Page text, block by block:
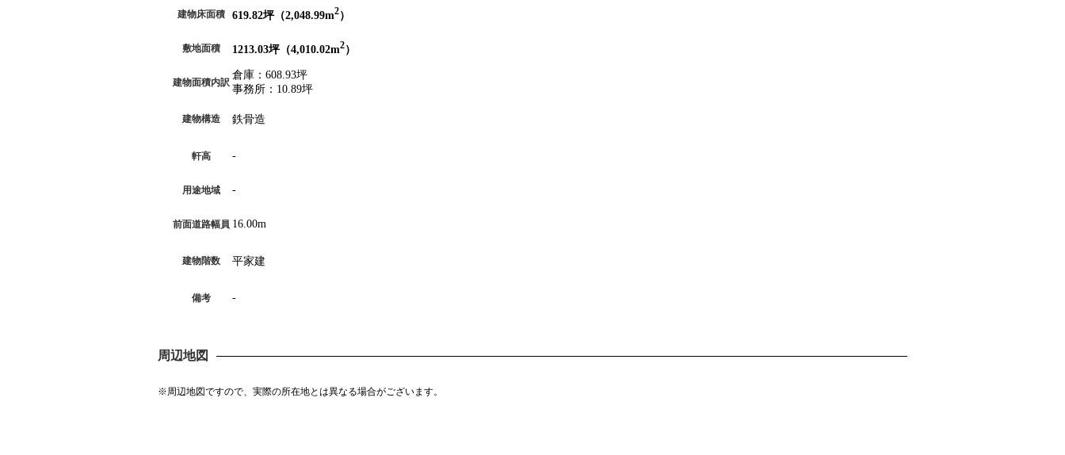
建物床面積 619.82坪（2,048.99m2）
敷地面積 1213.03坪（4,010.02m2）
建物面積内訳
倉庫： 608.93坪
事務所： 10.89坪
建物構造 鉄骨造
軒高 -
用途地域 -
前面道路幅員 16.00m
建物階数 平家建
備考 -
周辺地図
※周辺地図ですので、実際の所在地とは異なる場合がございます。